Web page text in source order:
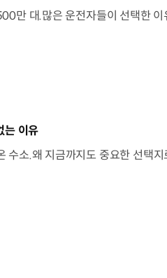
는 이유